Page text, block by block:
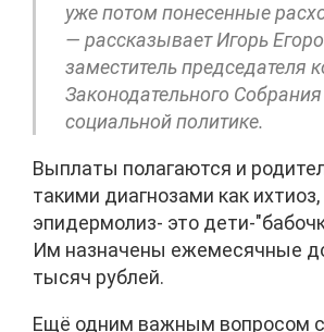
уже потом понесенные
— рассказывает Игорь
заместитель председателя
Законодательного
социальной политике.
Выплаты полагаются и
такими диагнозами как
эпидермолиз- это дети-
Им назначены ежемесячные
тысяч рублей.
Ещё одним важным вопросом